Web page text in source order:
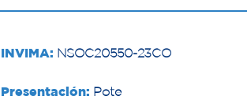
INVIMA: NSOC20550-23CO
Presentación: Pote